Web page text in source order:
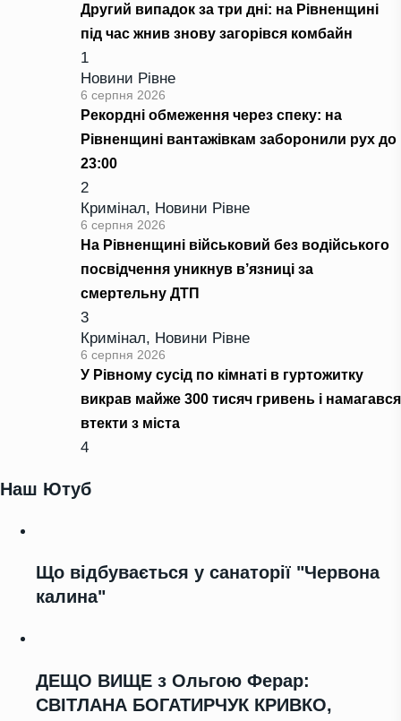
Другий випадок за три дні: на Рівненщині
під час жнив знову загорівся комбайн
1
Новини Рівне
6 серпня 2026
Рекордні обмеження через спеку: на
Рівненщині вантажівкам заборонили рух до
23:00
2
Кримінал, Новини Рівне
6 серпня 2026
На Рівненщині військовий без водійського
посвідчення уникнув в’язниці за
смертельну ДТП
3
Кримінал, Новини Рівне
6 серпня 2026
У Рівному сусід по кімнаті в гуртожитку
викрав майже 300 тисяч гривень і намагався
втекти з міста
4
Наш Ютуб
Що відбувається у санаторії "Червона
калина"
ДЕЩО ВИЩЕ з Ольгою Ферар:
СВІТЛАНА БОГАТИРЧУК КРИВКО,